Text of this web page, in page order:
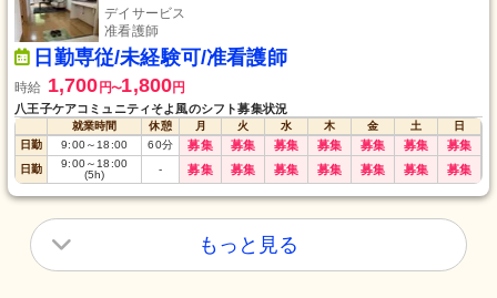
デイサービス
准看護師
日勤専従/未経験可/准看護師
時給 1,700 円〜1,800円
八王子ケアコミュニティそよ風のシフト募集状況
就業時間 休憩 月 火 水 木 金 土
日
日勤
9:00～ 18:00 60分 募集 募集 募集 募集 募集 募集 募集
日勤 9:00～ 18:00
(5h)
- 募集 募集 募集 募集 募集 募集 募集
もっと見る